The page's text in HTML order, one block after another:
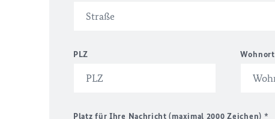
PLZ Wohnort
Platz für Ihre Nachricht (maximal 2000 Zeichen) *